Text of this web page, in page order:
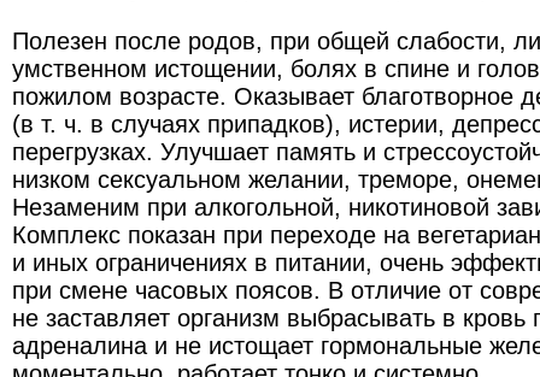
Полезен после родов, при общей слабости,
умственном истощении, болях в спине и
пожилом возрасте. Оказывает благотворное
(в т. ч. в случаях припадков), истерии,
перегрузках. Улучшает память и
низком сексуальном желании, треморе,
Незаменим при алкогольной, никотиновой
Комплекс показан при переходе на
и иных ограничениях в питании, очень
при смене часовых поясов. В отличие от
не заставляет организм выбрасывать в
адреналина и не истощает гормональные